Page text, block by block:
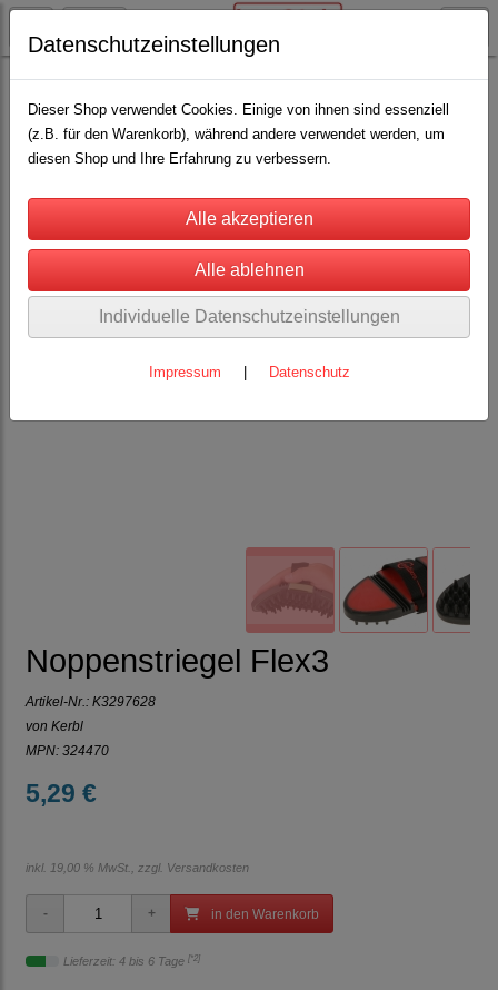
Pferdehaltung Bürsten, Striegel, Kämme, Scheren(36)
Noppenstriegel Flex3
Artikel-Nr.: K3297628
von Kerbl
MPN: 324470
5,29 €
inkl. 19,00 % MwSt., zzgl. Versandkosten
in den Warenkorb
Lieferzeit: 4 bis 6 Tage [*2]
Datenschutzeinstellungen
Dieser Shop verwendet Cookies. Einige von ihnen sind essenziell
(z.B. für den Warenkorb), während andere verwendet werden, um
diesen Shop und Ihre Erfahrung zu verbessern.
Individuelle Datenschutzeinstellungen
Impressum Datenschutz